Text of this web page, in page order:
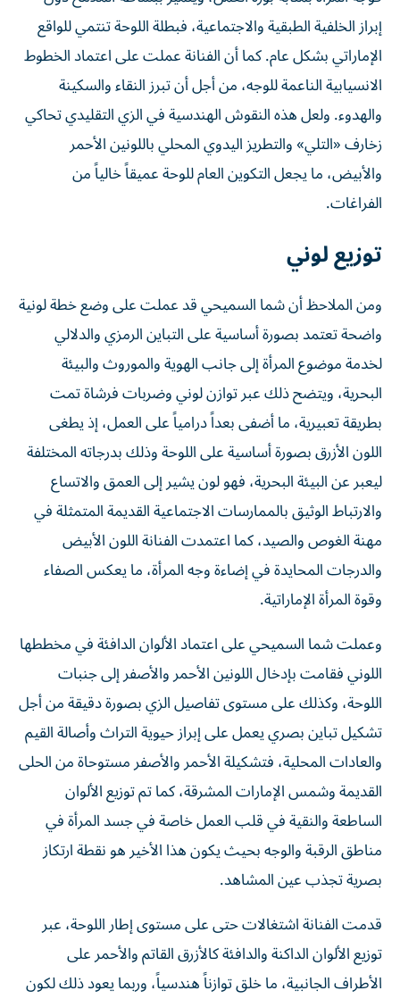
إبراز الخلفية الطبقية والاجتماعية، فبطلة اللوحة تنتمي للواقع
الإماراتي بشكل عام. كما أن الفنانة عملت على اعتماد الخطوط
الانسيابية الناعمة للوجه، من أجل أن تبرز النقاء والسكينة
والهدوء. ولعل هذه النقوش الهندسية في الزي التقليدي تحاكي
زخارف «التلي» والتطريز اليدوي المحلي باللونين الأحمر
والأبيض، ما يجعل التكوين العام للوحة عميقاً خالياً من
الفراغات.
توزيع لوني
ومن الملاحظ أن شما السميحي قد عملت على وضع خطة لونية
واضحة تعتمد بصورة أساسية على التباين الرمزي والدلالي
لخدمة موضوع المرأة إلى جانب الهوية والموروث والبيئة
البحرية، ويتضح ذلك عبر توازن لوني وضربات فرشاة تمت
بطريقة تعبيرية، ما أضفى بعداً درامياً على العمل، إذ يطغى
اللون الأزرق بصورة أساسية على اللوحة وذلك بدرجاته المختلفة
ليعبر عن البيئة البحرية، فهو لون يشير إلى العمق والاتساع
والارتباط الوثيق بالممارسات الاجتماعية القديمة المتمثلة في
مهنة الغوص والصيد، كما اعتمدت الفنانة اللون الأبيض
والدرجات المحايدة في إضاءة وجه المرأة، ما يعكس الصفاء
وقوة المرأة الإماراتية.
وعملت شما السميحي على اعتماد الألوان الدافئة في مخططها
اللوني فقامت بإدخال اللونين الأحمر والأصفر إلى جنبات
اللوحة، وكذلك على مستوى تفاصيل الزي بصورة دقيقة من أجل
تشكيل تباين بصري يعمل على إبراز حيوية التراث وأصالة القيم
والعادات المحلية، فتشكيلة الأحمر والأصفر مستوحاة من الحلى
القديمة وشمس الإمارات المشرقة، كما تم توزيع الألوان
الساطعة والنقية في قلب العمل خاصة في جسد المرأة في
مناطق الرقبة والوجه بحيث يكون هذا الأخير هو نقطة ارتكاز
بصرية تجذب عين المشاهد.
قدمت الفنانة اشتغالات حتى على مستوى إطار اللوحة، عبر
توزيع الألوان الداكنة والدافئة كالأزرق القاتم والأحمر على
الأطراف الجانبية، ما خلق توازناً هندسياً، وربما يعود ذلك لكون